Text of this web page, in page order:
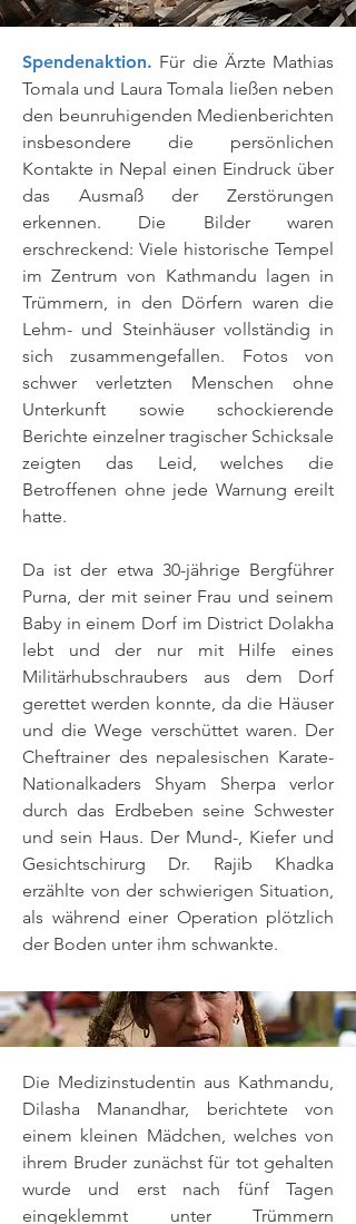
Spendenaktion. Für die Ärzte Mathias
Tomala und Laura Tomala ließen neben
den beunruhigenden Medienberichten
insbesondere die persönlichen
Kontakte in Nepal einen Eindruck über
das Ausmaß der Zerstörungen
erkennen. Die Bilder waren
erschreckend: Viele historische Tempel
im Zentrum von Kathmandu lagen in
Trümmern, in den Dörfern waren die
Lehm- und Steinhäuser vollständig in
sich zusammengefallen. Fotos von
schwer verletzten Menschen ohne
Unterkunft sowie schockierende
Berichte einzelner tragischer Schicksale
zeigten das Leid, welches die
Betroffenen ohne jede Warnung ereilt
hatte.
Da ist der etwa 30-jährige Bergführer
Purna, der mit seiner Frau und seinem
Baby in einem Dorf im District Dolakha
lebt und der nur mit Hilfe eines
Militärhubschraubers aus dem Dorf
gerettet werden konnte, da die Häuser
und die Wege verschüttet waren. Der
Cheftrainer des nepalesischen Karate-
Nationalkaders Shyam Sherpa verlor
durch das Erdbeben seine Schwester
und sein Haus. Der Mund-, Kiefer und
Gesichtschirurg Dr. Rajib Khadka
erzählte von der schwierigen Situation,
als während einer Operation plötzlich
der Boden unter ihm schwankte.
Die Medizinstudentin aus Kathmandu,
Dilasha Manandhar, berichtete von
einem kleinen Mädchen, welches von
ihrem Bruder zunächst für tot gehalten
wurde und erst nach fünf Tagen
eingeklemmt unter Trümmern